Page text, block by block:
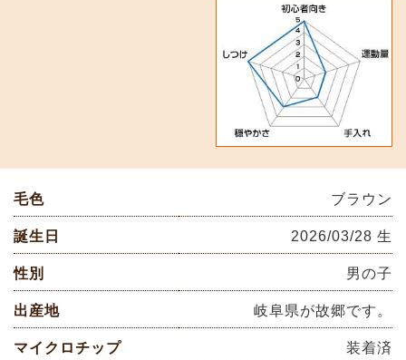
毛色 ブラウン
誕生日 2026/03/28 生
性別 男の子
出産地 岐阜県が故郷です。
マイクロチップ 装着済